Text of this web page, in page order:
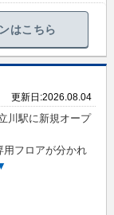
はこちら
更新日:2026.08.04
川駅に新規オープ
用フロアが分かれ